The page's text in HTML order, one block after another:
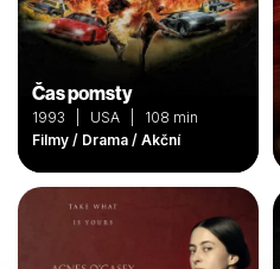
Čas pomsty
1993 | USA | 108 min
Filmy / Drama / Akční